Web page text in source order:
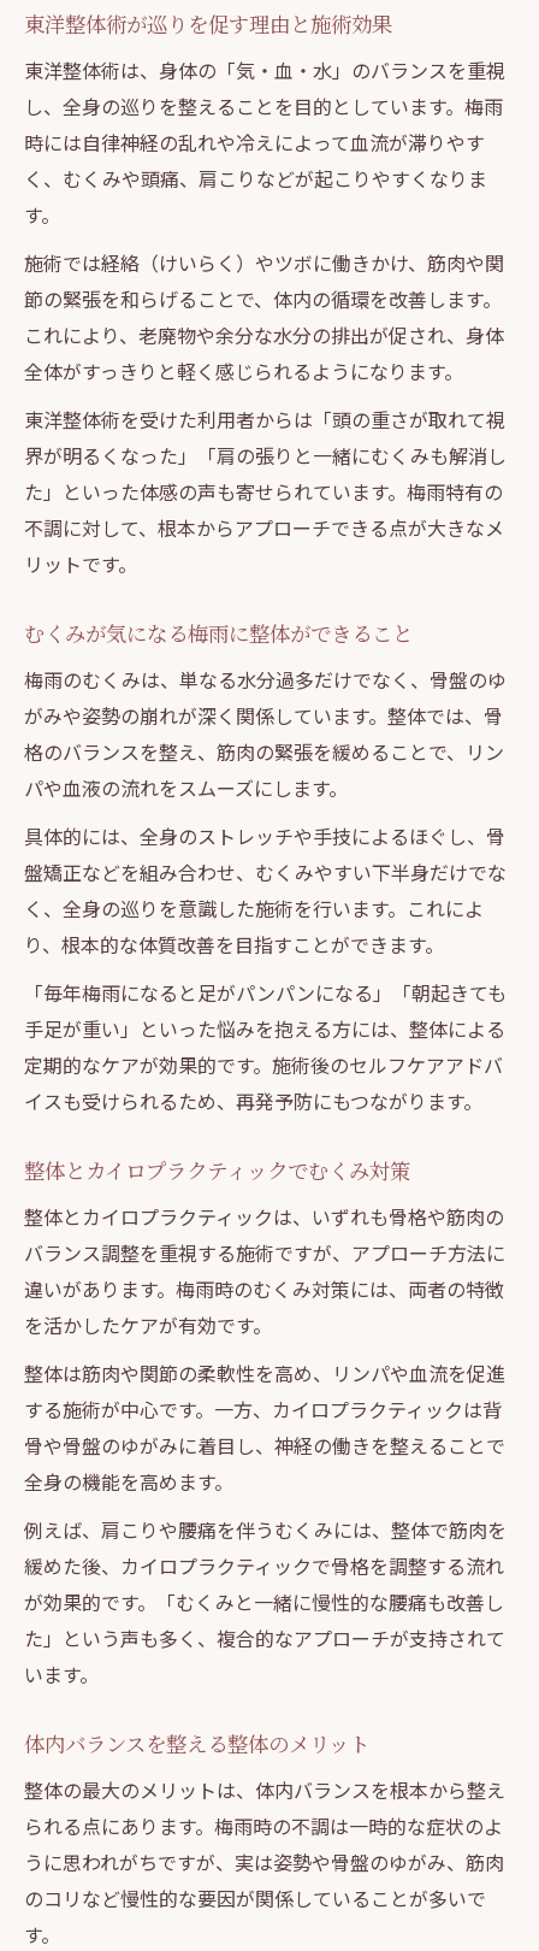
東洋整体術が巡りを促す理由と施術効果
東洋整体術は、身体の「気・血・水」のバランスを重視
し、全身の巡りを整えることを目的としています。梅雨
時には自律神経の乱れや冷えによって血流が滞りやす
く、むくみや頭痛、肩こりなどが起こりやすくなりま
す。
施術では経絡（けいらく）やツボに働きかけ、筋肉や関
節の緊張を和らげることで、体内の循環を改善します。
これにより、老廃物や余分な水分の排出が促され、身体
全体がすっきりと軽く感じられるようになります。
東洋整体術を受けた利用者からは「頭の重さが取れて視
界が明るくなった」「肩の張りと一緒にむくみも解消し
た」といった体感の声も寄せられています。梅雨特有の
不調に対して、根本からアプローチできる点が大きなメ
リットです。
むくみが気になる梅雨に整体ができること
梅雨のむくみは、単なる水分過多だけでなく、骨盤のゆ
がみや姿勢の崩れが深く関係しています。整体では、骨
格のバランスを整え、筋肉の緊張を緩めることで、リン
パや血液の流れをスムーズにします。
具体的には、全身のストレッチや手技によるほぐし、骨
盤矯正などを組み合わせ、むくみやすい下半身だけでな
く、全身の巡りを意識した施術を行います。これによ
り、根本的な体質改善を目指すことができます。
「毎年梅雨になると足がパンパンになる」「朝起きても
手足が重い」といった悩みを抱える方には、整体による
定期的なケアが効果的です。施術後のセルフケアアドバ
イスも受けられるため、再発予防にもつながります。
整体とカイロプラクティックでむくみ対策
整体とカイロプラクティックは、いずれも骨格や筋肉の
バランス調整を重視する施術ですが、アプローチ方法に
違いがあります。梅雨時のむくみ対策には、両者の特徴
を活かしたケアが有効です。
整体は筋肉や関節の柔軟性を高め、リンパや血流を促進
する施術が中心です。一方、カイロプラクティックは背
骨や骨盤のゆがみに着目し、神経の働きを整えることで
全身の機能を高めます。
例えば、肩こりや腰痛を伴うむくみには、整体で筋肉を
緩めた後、カイロプラクティックで骨格を調整する流れ
が効果的です。「むくみと一緒に慢性的な腰痛も改善し
た」という声も多く、複合的なアプローチが支持されて
います。
体内バランスを整える整体のメリット
整体の最大のメリットは、体内バランスを根本から整え
られる点にあります。梅雨時の不調は一時的な症状のよ
うに思われがちですが、実は姿勢や骨盤のゆがみ、筋肉
のコリなど慢性的な要因が関係していることが多いで
す。